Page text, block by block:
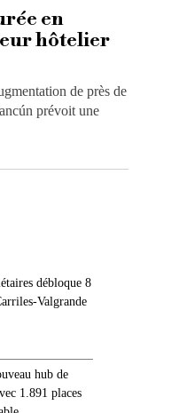
en
hôtelier
de près de
prévoit une
débloque 8
Valgrande
hub de
1.891 places